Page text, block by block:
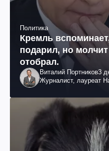
Политика
Кремль
подарил, но
отобрал.
Виталий Портников3
Журналист, лауреат